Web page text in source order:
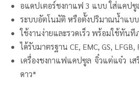
อแดปเตอร์ชงกาแฟ 3 แบบ ใส่แคป
ระบบอัตโนมัติ หรือตั้งปริมาณน้ำแบ
ใช้งานง่ายและรวดเร็ว พร้อมใช้ทัน
ได้รับมาตรฐาน CE, EMC, GS,
เครื่องชงกาแฟแคปซูล จิ๋วแต่แจ๋ว เ
ดาว*